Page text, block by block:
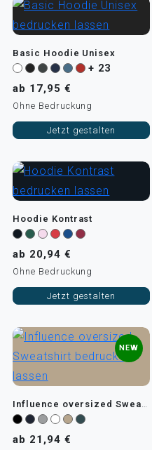
Basic Hoodie Unisex
+ 23
ab 17,95 €
Ohne Bedruckung
Jetzt gestalten
Hoodie Kontrast
ab 20,94 €
Ohne Bedruckung
Jetzt gestalten
NEW
ab 21,94 €